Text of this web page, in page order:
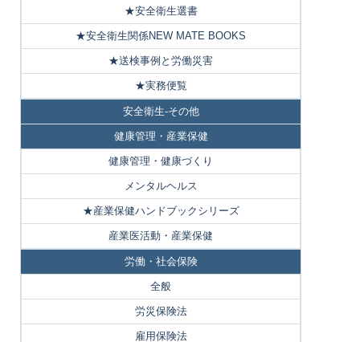
★安全衛生選書
★安全衛生関係NEW MATE BOOKS
★送検事例と労働災害
★実務便覧
安全衛生-その他
健康管理・産業保健
健康管理・健康づくり
メンタルヘルス
★産業保健ハンドブックシリーズ
産業医活動・産業保健
労働・社会保険
全般
労災保険法
雇用保険法